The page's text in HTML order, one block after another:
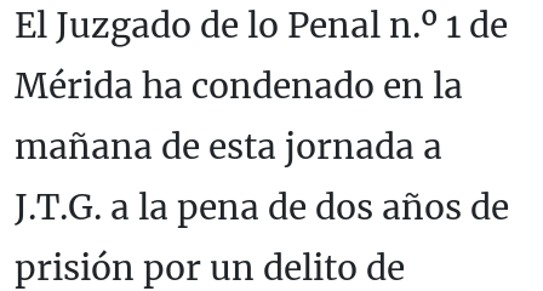
El Juzgado de lo Penal n.º 1 de
Mérida ha condenado en la
mañana de esta jornada a
J.T.G. a la pena de dos años de
prisión por un delito de